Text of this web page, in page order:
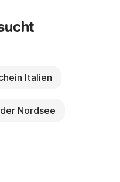
Italien
Nordsee